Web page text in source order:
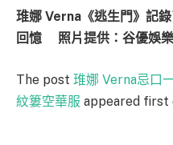
琟娜 Verna《逃生門》記
回憶 照片提供：谷優娛樂
The post 琟娜 Verna忌口
紋簍空華服 appeared first